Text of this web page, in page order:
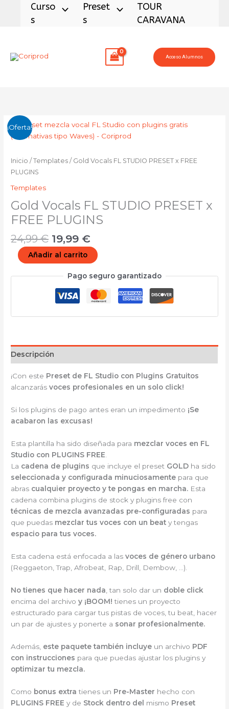
Curso
S
Preset
S
TOUR
CARAVANA
Acceso Alumnos
¡Oferta!
Inicio /Templates / Gold Vocals FL STUDIO PRESET x FREE
PLUGINS
Templates
Gold Vocals FL STUDIO PRESET x
FREE PLUGINS
24,99€
El
precio
era:
19,99 €
El
precio
es:
Gold
Vocals
STUDIO
PRESET
FREE
PLUGINS
cantidad
Añadir al carrito
Pago seguro garantizado
Descripción
¡Con este Preset de FL Studio con Plugins Gratuitos
alcanzarásvoces profesionales en un solo click!
Si los plugins de pago antes eran un impedimento ¡Se
acabaron las excusas!
Esta plantilla ha sido diseñada para mezclar voces en FL
Studio con PLUGINS FREE
La cadena de plugins que incluye el preset GOLD ha sido
seleccionada y configurada minuciosamente para que
abras cualquier proyecto y te pongas en marcha. Esta
cadena combina plugins de stock y plugins free con
técnicas de mezcla avanzadas pre-configuradas para
que puedas mezclar tus voces con un beat y tengas
espacio para tus voces.
Esta cadena está enfocada a lasvoces de género urbano
(Reggaeton, Trap, Afrobeat, Rap, Drill, Dembow, …).
No tienes que hacer nada , tan solo dar un doble click
encima del archivoy ¡BOOM! tienes un proyecto
estructurado para cargar tus pistas de voces, tu beat, hacer
un par de ajustes y ponerte a sonar profesionalmente.
Además, este paquete también incluye un archivo PDF
con instrucciones para que puedas ajustar los plugins y
optimizar tu mezcla.
Como bonus extra tienes un Pre-Master hecho con
PLUGINS FREE y de Stock dentro del mismo Preset